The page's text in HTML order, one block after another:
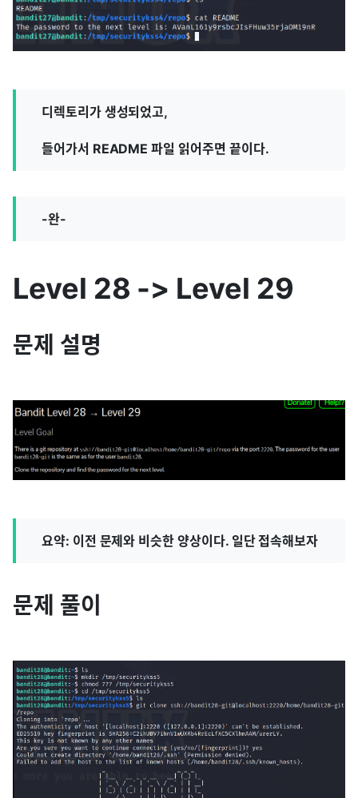
디렉토리가 생성되었고,
들어가서 README 파일 읽어주면 끝이다.
-완-
Level 28 -> Level 29
문제 설명
요약: 이전 문제와 비슷한 양상이다. 일단 접속해보자
문제 풀이